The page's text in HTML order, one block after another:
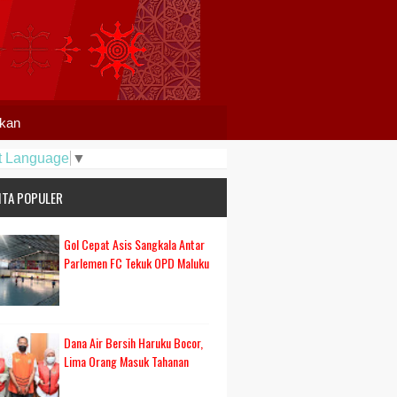
Language ▼
POPULER
Gol Cepat Asis Sangkala Antar
Parlemen FC Tekuk OPD Maluku
Dana Air Bersih Haruku Bocor,
Lima Orang Masuk Tahanan